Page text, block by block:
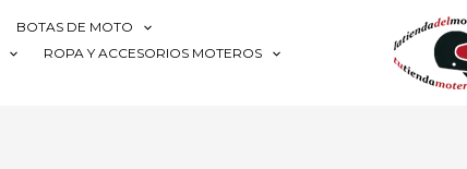
BOTAS DE MOTO
ROPA Y ACCESORIOS MOTEROS